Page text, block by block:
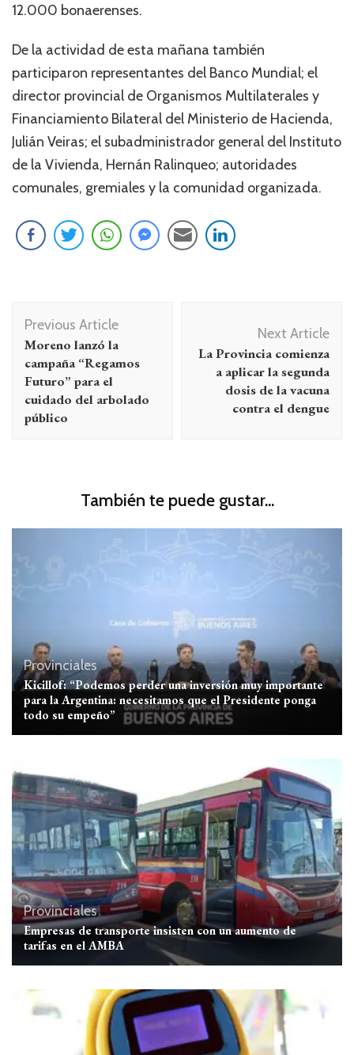
12.000 bonaerenses.
De la actividad de esta mañana también
participaron representantes del Banco Mundial; el
director provincial de Organismos Multilaterales y
Financiamiento Bilateral del Ministerio de Hacienda,
Julián Veiras; el subadministrador general del Instituto
de la Vivienda, Hernán Ralinqueo; autoridades
comunales, gremiales y la comunidad organizada.
Navegación
de
entradas
Previous Article
Moreno lanzó la
campaña “Regamos
Futuro” para el
cuidado del arbolado
público
Next Article
La Provincia comienza
a aplicar la segunda
dosis de la vacuna
contra el dengue
También te puede gustar...
Provinciales
Kicillof: “Podemos perder una inversión muy importante
para la Argentina: necesitamos que el Presidente ponga
todo su empeño”
Provinciales
Empresas de transporte insisten con un aumento de
tarifas en el AMBA